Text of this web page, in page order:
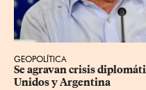
GEOPOLÍTICA
Se agravan crisis
Unidos y Argentina